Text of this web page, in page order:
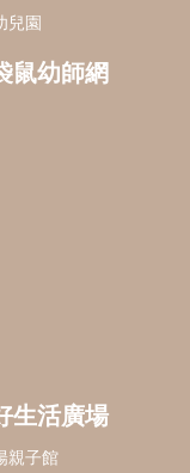
陽親子書房